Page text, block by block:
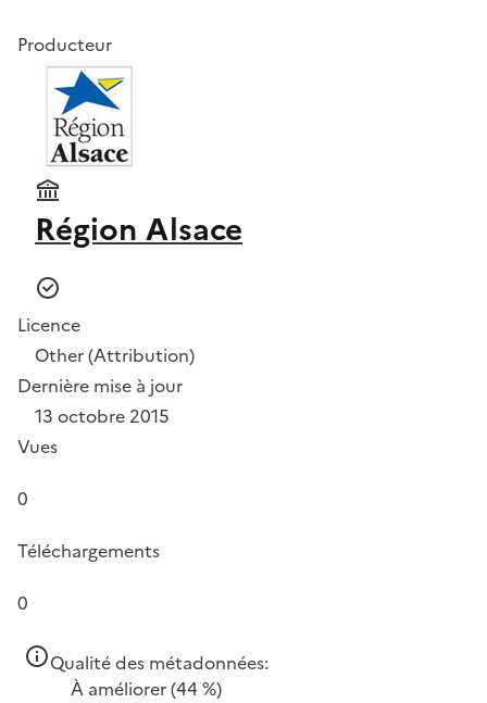
Producteur
Région Alsace
Licence
Other (Attribution)
Dernière mise à jour
13 octobre 2015
Vues
0
Téléchargements
0
Qualité des métadonnées:
À améliorer(44 %)